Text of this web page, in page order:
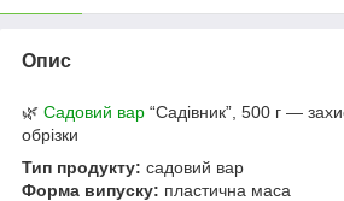
Опис
🌿 Садовий вар “Садівник”, 500 г —
обрізки
Тип продукту: садовий вар
Форма випуску: пластична маса